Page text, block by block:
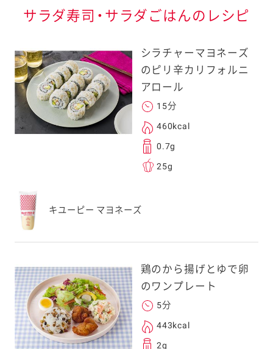
サラダ寿司・サラダごはんのレシピ
シラチャーマヨネーズ
のピリ辛カリフォルニ
アロール
15分
460kcal
0.7g
25g
キユーピー マヨネーズ
鶏のから揚げとゆで卵
のワンプレート
5分
443kcal
2g